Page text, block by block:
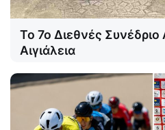
Το 7ο Διεθνές Συνέδριο
Αιγιάλεια